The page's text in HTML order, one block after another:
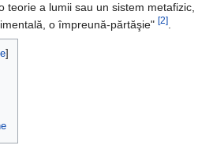
teorie a lumii sau un sistem
o împreună-părtăşie" [2].